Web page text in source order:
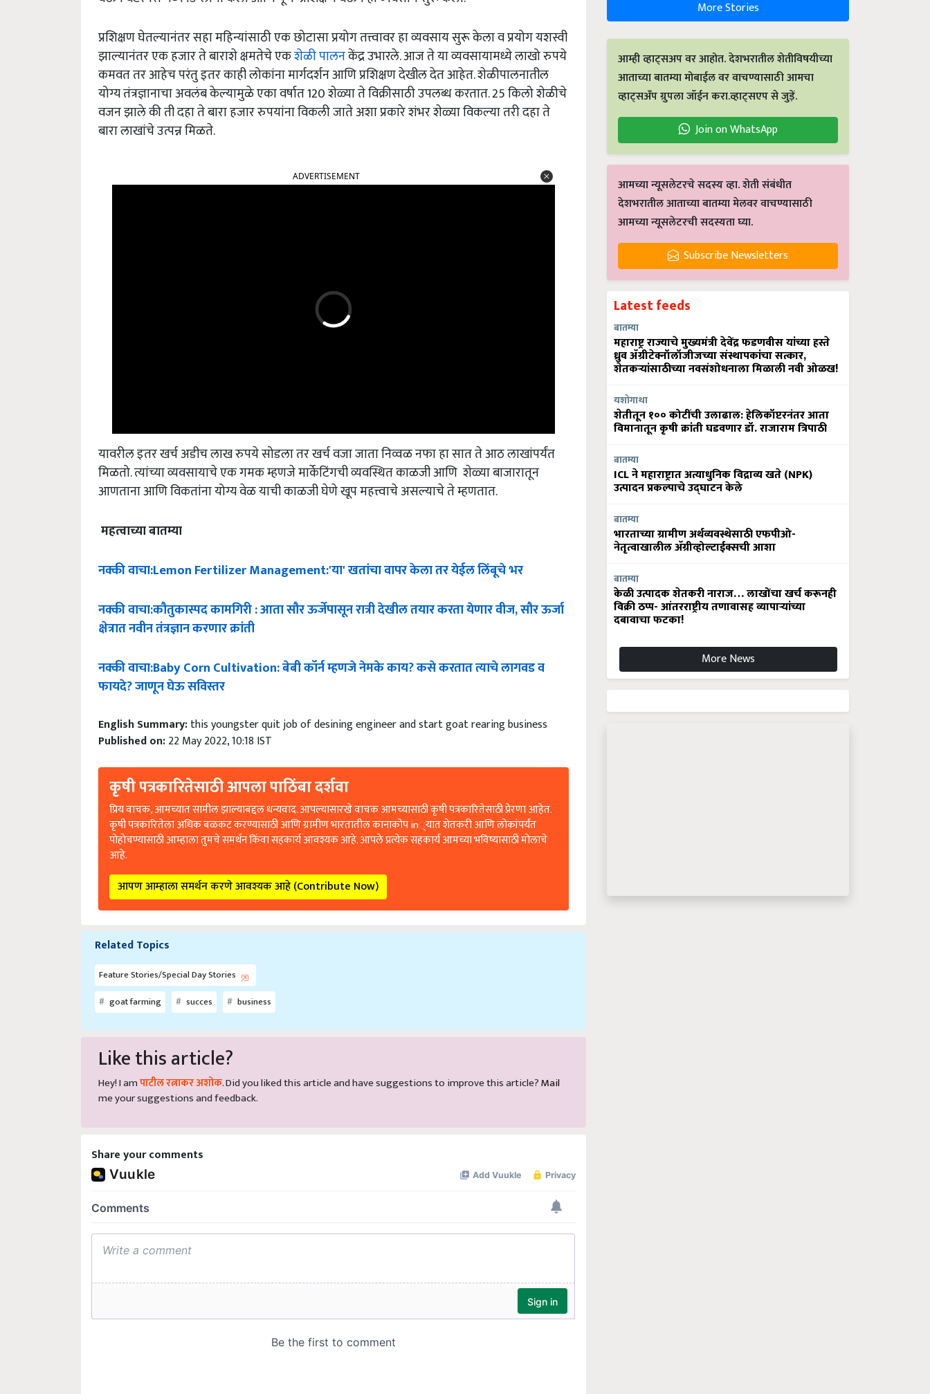
प्रशिक्षण घेतल्यानंतर सहा महिन्यांसाठी एक छोटासा प्रयोग तत्त्वावर हा व्यवसाय सुरू केला व प्रयोग यशस्वी
झाल्यानंतर एक हजार ते बाराशे क्षमतेचे एकशेळी पालनकेंद्र उभारले. आज ते या व्यवसायामध्ये लाखो रुपये
कमवत तर आहेच परंतु इतर काही लोकांना मार्गदर्शन आणि प्रशिक्षण देखील देत आहेत. शेळीपालनातील
योग्य तंत्रज्ञानाचा अवलंब केल्यामुळे एका वर्षात 120 शेळ्या ते विक्रीसाठी उपलब्ध करतात. 25 किलो शेळीचे
वजन झाले की ती दहा ते बारा हजार रुपयांना विकली जाते अशा प्रकारे शंभर शेळ्या विकल्या तरी दहा ते
बारा लाखांचे उत्पन्न मिळते.
यावरील इतर खर्च अडीच लाख रुपये सोडला तर खर्च वजा जाता निव्वळ नफा हा सात ते आठ लाखांपर्यंत
मिळतो. त्यांच्या व्यवसायाचे एक गमक म्हणजे मार्केटिंगची व्यवस्थित काळजी आणि शेळ्या बाजारातून
आणताना आणि विकतांना योग्य वेळ याची काळजी घेणे खूप महत्त्वाचे असल्याचे ते म्हणतात.
महत्वाच्याबातम्या
नक्कीवाचा:Lemon Fertilizer Management:'या'खतांचावापरकेलातरयेईललिंबूचेभर
नक्कीवाचा:कौतुकास्पदकामगिरी:आतासौरऊर्जेपासूनरात्रीदेखीलतयारकरतायेणारवीज सौरऊर्जा
क्षेत्रातनवीनतंत्रज्ञानकरणारक्रांती
नक्कीवाचा:Baby Corn Cultivation:बेबीकॉर्नम्हणजेनेमकेकाय?कसेकरतातत्याचेलागवडव
फायदे?जाणूनघेऊसविस्तर
English Summary: this youngster quit job of desining engineer and start goat rearing business
Published on: 22 May 2022, 10:18 IST
कृषी पत्रकारितेसाठी आपला पाठिंबा दर्शवा
प्रिय वाचक, आमच्यात सामील झाल्याबद्दल धन्यवाद. आपल्यासारखे वाचक आमच्यासाठी कृषी पत्रकारितेसाठी प्रेरणा आहेत.
कृषी पत्रकारितेला अधिक बळकट करण्यासाठी आणि ग्रामीण भारतातील कानाकोप in्यात शेतकरी आणि लोकांपर्यंत
पोहोचण्यासाठी आम्हाला तुमचे समर्थन किंवा सहकार्य आवश्यक आहे. आपले प्रत्येक सहकार्य आमच्या भविष्यासाठी मोलाचे
आहे.
आपण आम्हाला समर्थन करणे आवश्यक आहे (Contribute Now)
Related Topics
Feature Stories/Special Day Stories
goat farming
succes business
Like this article?
Hey! I am पाटील रत्नाकर अशोक . Did you liked this article and have suggestions to improve this article? Mail
me your suggestions and feedback.
Share your comments
More Stories
आम्ही व्हाट्सअप वर आहोत. देशभरातील शेतीविषयीच्या
आताच्या बातम्या मोबाईल वर वाचण्यासाठी आमचा
व्हाट्सअँप ग्रुपला जॉईन करा.व्हाट्सएप से जुड़ें.
Join on WhatsApp
आमच्या न्यूसलेटरचे सदस्य व्हा. शेती संबंधीत
देशभरातील आताच्या बातम्या मेलवर वाचण्यासाठी
आमच्या न्यूसलेटरची सदस्यता घ्या.
Subscribe Newsletters
Latest feeds
बातम्या
महाराष्ट्र राज्याचे मुख्यमंत्री देवेंद्र फडणवीस यांच्या हस्ते
ध्रुव ॲग्रीटेक्नॉलॉजीजच्या संस्थापकांचा सत्कार,
शेतकऱ्यांसाठीच्या नवसंशोधनाला मिळाली नवी ओळख!
यशोगाथा
शेतीतून १०० कोटींची उलाढाल: हेलिकॉप्टरनंतर आता
विमानातून कृषी क्रांती घडवणार डॉ. राजाराम त्रिपाठी
बातम्या
ICL ने महाराष्ट्रात अत्याधुनिक विद्राव्य खते (NPK)
उत्पादन प्रकल्पाचे उद्घाटन केले
बातम्या
भारताच्या ग्रामीण अर्थव्यवस्थेसाठी एफपीओ-
नेतृत्वाखालील अ‍ॅग्रीव्होल्टाईक्सची आशा
बातम्या
केळी उत्पादक शेतकरी नाराज… लाखोंचा खर्च करूनही
विक्री ठप्प- आंतरराष्ट्रीय तणावासह व्यापाऱ्यांच्या
दबावाचा फटका!
More News